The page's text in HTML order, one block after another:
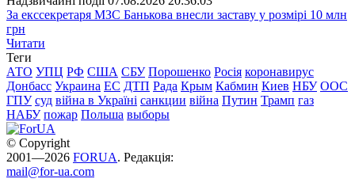
За екссекретаря МЗС Банькова внесли заставу у розмірі 10 млн
грн
Читати
Теги
АТО УПЦ РФ США СБУ Порошенко Росія коронавирус
Донбасс Украина ЕС ДТП Рада Крым Кабмин Киев НБУ ООС
ГПУ суд війна в Україні санкции війна Путин Трамп газ
НАБУ пожар Польша выборы
© Copyright
2001—2026 FORUA. Редакція:
mail@for-ua.com